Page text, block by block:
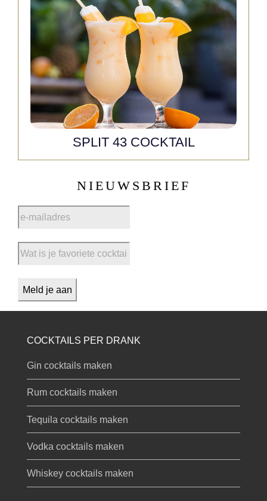
SPLIT 43 COCKTAIL
NIEUWSBRIEF
COCKTAILS PER DRANK
Gin cocktails maken
Rum cocktails maken
Tequila cocktails maken
Vodka cocktails maken
Whiskey cocktails maken